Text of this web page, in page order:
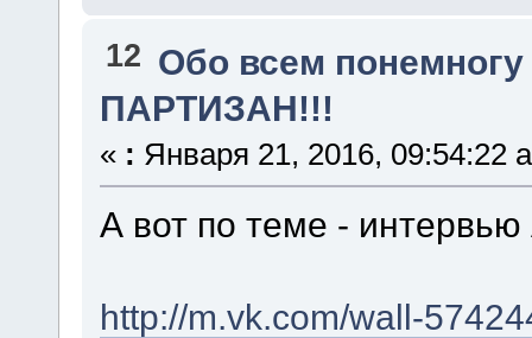
12 Обо всем понемногу
ПАРТИЗАН!!!
« : Января 21, 2016, 09:54:22
А вот по теме -
http://m.vk.com/wall-